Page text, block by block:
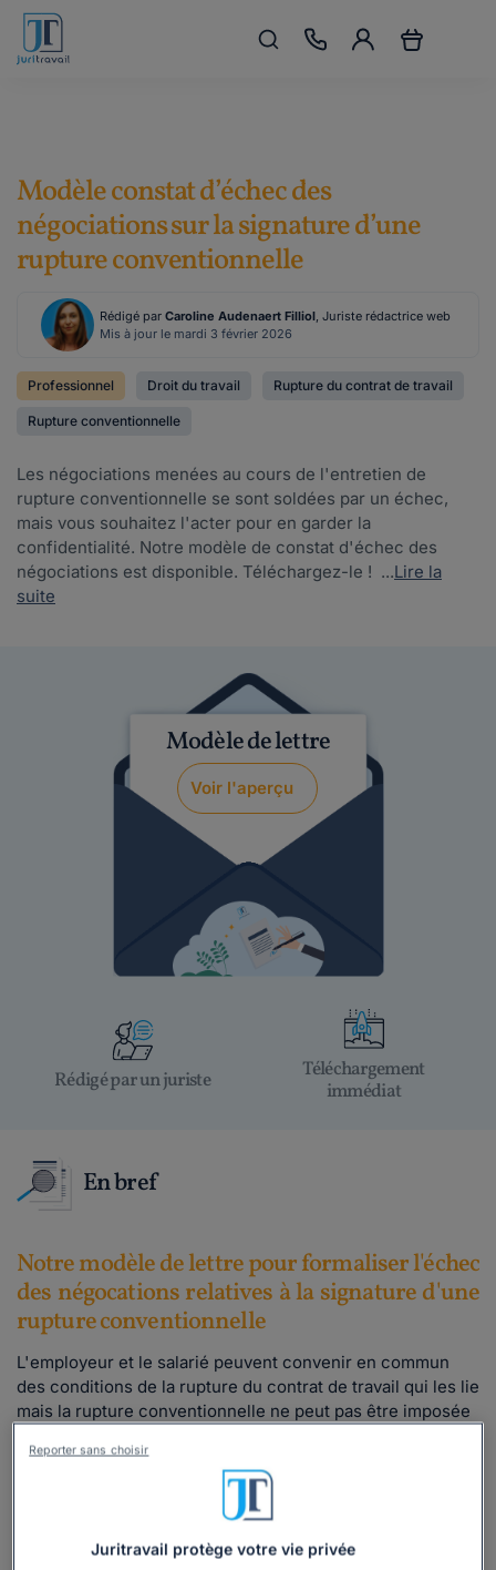
Modèle de lettre
Voir l'aperçu
Modèle constat d’échec des
négociations sur la signature d’une
rupture conventionnelle
Rédigé par Caroline Audenaert Filliol, Juriste rédactrice web
Mis à jour le mardi 3 février 2026
Professionnel Droit du travail Rupture du contrat de travail
Rupture conventionnelle
Les négociations menées au cours de l'entretien de
rupture conventionnelle se sont soldées par un échec,
mais vous souhaitez l'acter pour en garder la
confidentialité. Notre modèle de constat d'échec des
négociations est disponible. Téléchargez-le ! ...Lire la
suite
Rédigé par un juriste
Téléchargement
immédiat
En bref
Notre modèle de lettre pour formaliser l'échec
des négocations relatives à la signature d'une
rupture conventionnelle
L'employeur et le salarié peuvent convenir en commun
des conditions de la rupture du contrat de travail qui les lie
mais la rupture conventionnelle ne peut pas être imposée
un terme à la négociation portant sur l'éventualité d'une
rupture conventionnelle ou sur les modalités de celle-ci.
modèle de constat d'échec des négociations,
prêt à compléter.
Juritravail protège votre vie privée
Reporter sans choisir